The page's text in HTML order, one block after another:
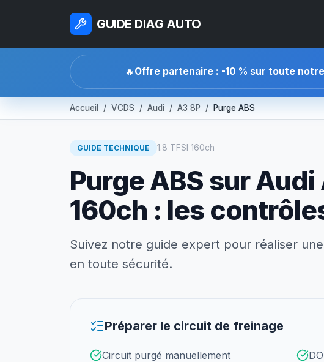
GUIDE DIAG AUTO
🔥 Offre partenaire : -10 % sur toute
Accueil VCDS Audi A3 8P Purge ABS
GUIDE TECHNIQUE 1.8 TFSI 160ch
Purge ABS sur Audi
160ch : les
Suivez notre guide expert pour réaliser une
en toute sécurité.
Préparer le circuit de freinage
Circuit purgé manuellement